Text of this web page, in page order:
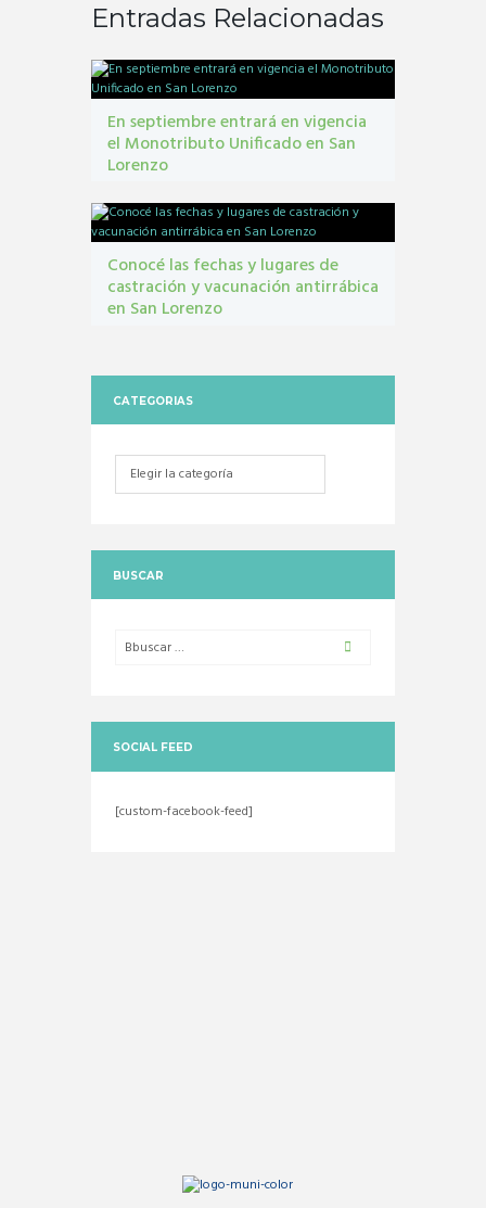
Entradas Relacionadas
En septiembre entrará en vigencia
el Monotributo Unificado en San
Lorenzo
Unificado
Conocé las fechas y lugares de
castración y vacunación antirrábica
en San Lorenzo
CATEGORIAS
Categorias
BUSCAR
SOCIAL FEED
[custom-facebook-feed]